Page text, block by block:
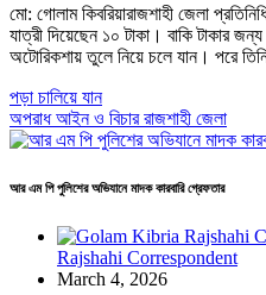
মো: গোলাম কিবরিয়ারাজশাহী জেলা
যাত্রী দিয়েছেন ১০ টাকা। বাকি টাকার
অটোরিকশায় তুলে নিয়ে চলে যান। পরে
পড়া চালিয়ে যান
অপরাধআইন ও বিচাররাজশাহী জেলা
আর এম পি পুলিশের অভিযানে মাদক কারবারি গ্রেফতার
Rajshahi Correspondent
March 4, 2026